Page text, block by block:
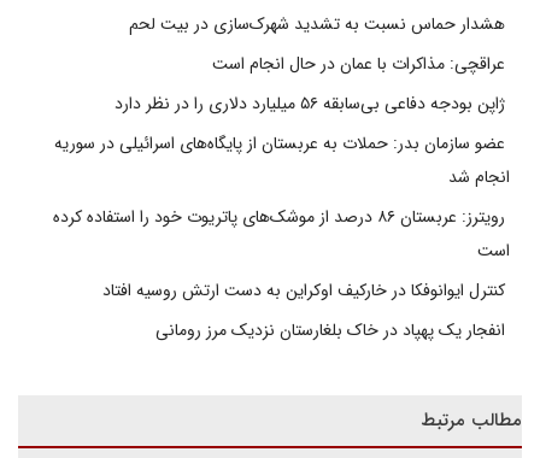
هشدار حماس نسبت به تشدید شهرک‌سازی در بیت‌ لحم
عراقچی: مذاکرات با عمان در حال انجام است
ژاپن بودجه دفاعی بی‌سابقه ۵۶ میلیارد دلاری را در نظر دارد
عضو سازمان بدر: حملات به عربستان از پایگاه‌های اسرائیلی در سوریه
انجام شد
رویترز: عربستان ۸۶ درصد از موشک‌های پاتریوت خود را استفاده کرده
است
کنترل ایوانوفکا در خارکیف اوکراین به دست ارتش روسیه افتاد
انفجار یک پهپاد در خاک بلغارستان نزدیک مرز رومانی
مطالب مرتبط